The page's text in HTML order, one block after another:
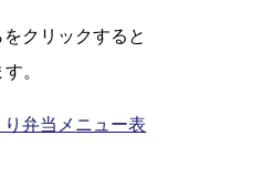
クリックすると
。
り弁当メニュー表